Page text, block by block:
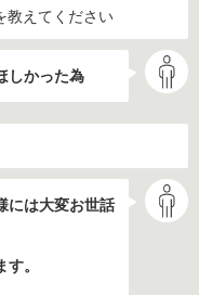
教えてください
しかった為
には大変お世話
。